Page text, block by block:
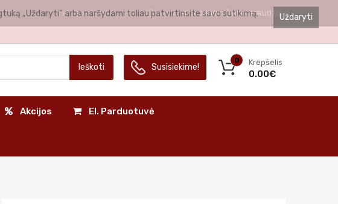
KALBA LIETUVIŲ SVEIKI PRISIJUNGTI REGISTRUOTIS
Ieškoti Krepšelis
0
0.00€
Susisiekime!
Akcijos El. Parduotuvė
Uždaryti
„Uždaryti“ arba naršydami toliau patvirtinsite savo sutikimą.